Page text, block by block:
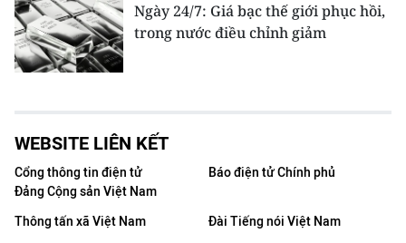
Ngày 24/7: Giá bạc thế giới phục hồi,
trong nước điều chỉnh giảm
WEBSITE LIÊN KẾT
Cổng thông tin điện tử
Đảng Cộng sản Việt Nam
Báo điện tử Chính phủ
Thông tấn xã Việt Nam
Đài Tiếng nói Việt Nam